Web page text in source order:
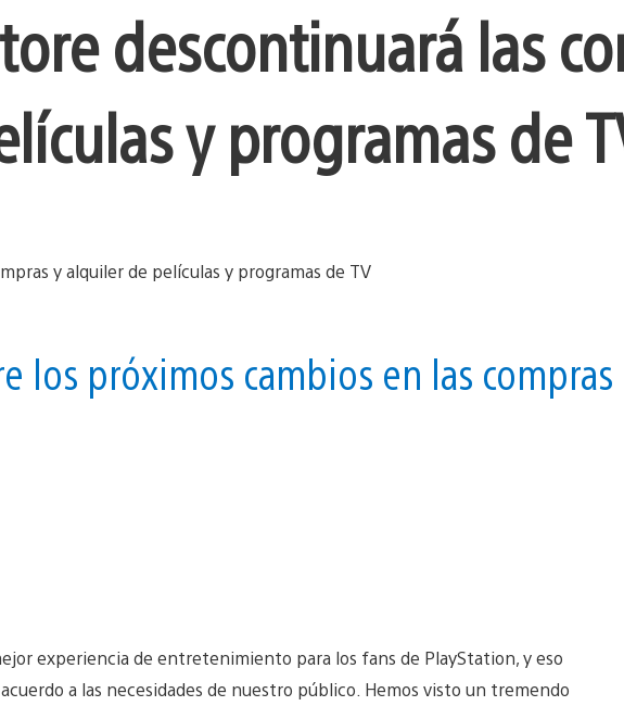
descontinuará las
y programas de
los próximos cambios en las compras
experiencia de entretenimiento para los fans de PlayStation, y eso
a las necesidades de nuestro público. Hemos visto un tremendo